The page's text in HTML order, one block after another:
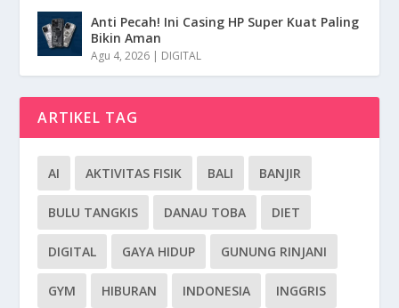
Anti Pecah! Ini Casing HP Super Kuat Paling
Bikin Aman
Agu 4, 2026 | DIGITAL
ARTIKEL TAG
AI AKTIVITAS FISIK BALI BANJIR
BULU TANGKIS DANAU TOBA DIET
DIGITAL GAYA HIDUP GUNUNG RINJANI
GYM HIBURAN INDONESIA INGGRIS